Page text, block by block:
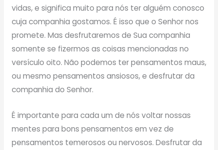
vidas, e significa muito para nós ter alguém conosco
cuja companhia gostamos. É isso que o Senhor nos
promete. Mas desfrutaremos de Sua companhia
somente se fizermos as coisas mencionadas no
versículo oito. Não podemos ter pensamentos maus,
ou mesmo pensamentos ansiosos, e desfrutar da
companhia do Senhor.
É importante para cada um de nós voltar nossas
mentes para bons pensamentos em vez de
pensamentos temerosos ou nervosos. Desfrutar da